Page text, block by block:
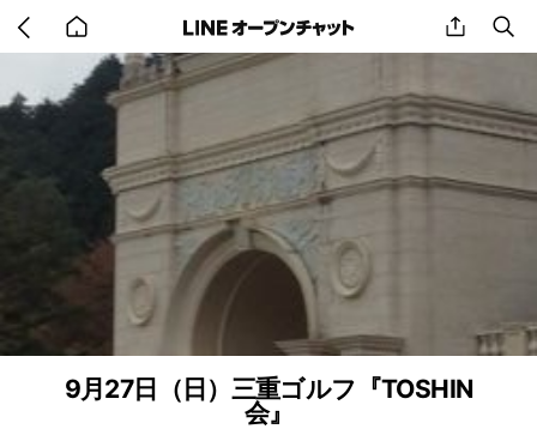
back
to
home
share
9月27日（日）三重ゴルフ『TOSHIN
会』